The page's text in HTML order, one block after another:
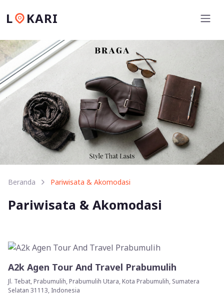
L KARI
Beranda Pariwisata & Akomodasi
Pariwisata & Akomodasi
A2k Agen Tour And Travel Prabumulih
Jl. Tebat, Prabumulih, Prabumulih Utara, Kota Prabumulih, Sumatera
Selatan 31113, Indonesia